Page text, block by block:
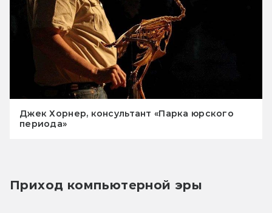
Джек Хорнер, консультант «Парка юрского
периода»
Приход компьютерной эры